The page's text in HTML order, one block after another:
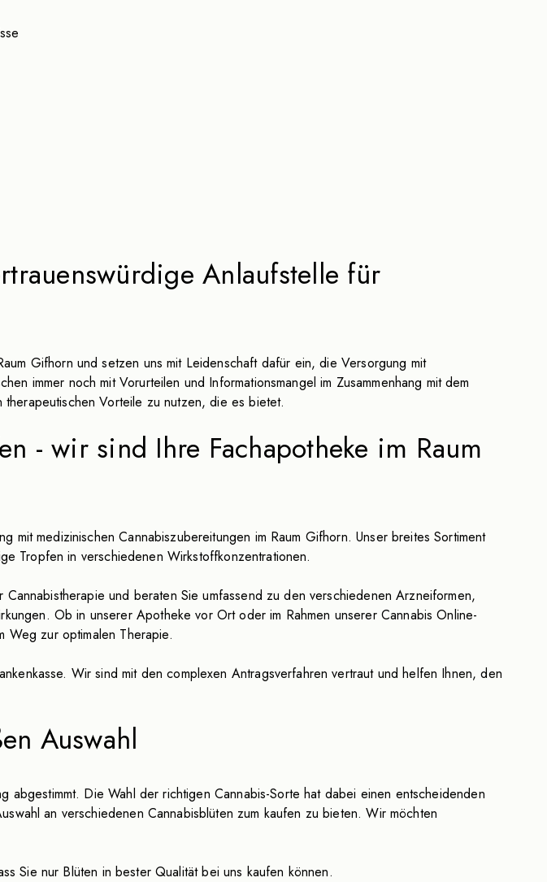
Anlaufstelle für
Gifhorn und setzen uns mit Leidenschaft dafür ein, die Versorgung mit
immer noch mit Vorurteilen und Informationsmangel im Zusammenhang mit dem
Vorteile zu nutzen, die es bietet.
- wir sind Ihre Fachapotheke im Raum
medizinischen Cannabiszubereitungen im Raum Gifhorn. Unser breites Sortiment
Tropfen in verschiedenen Wirkstoffkonzentrationen.
und beraten Sie umfassend zu den verschiedenen Arzneiformen,
Ob in unserer Apotheke vor Ort oder im Rahmen unserer Cannabis Online-
Weg zur optimalen Therapie.
Wir sind mit den complexen Antragsverfahren vertraut und helfen Ihnen, den
Auswahl
Die Wahl der richtigen Cannabis-Sorte hat dabei einen entscheidenden
an verschiedenen Cannabisblüten zum kaufen zu bieten. Wir möchten
Sie nur Blüten in bester Qualität bei uns kaufen können.